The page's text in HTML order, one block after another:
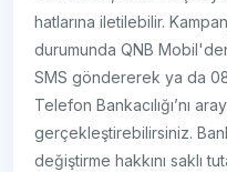
hatlarına iletilebilir.
durumunda QNB
SMS göndererek ya da
Telefon Bankacılığı’nı
gerçekleştirebilirsiniz.
değiştirme hakkını saklı